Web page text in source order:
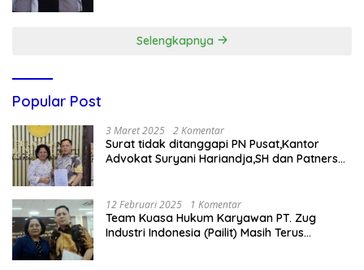
Selengkapnya
Popular Post
3 Maret 2025 2 Komentar
Surat tidak ditanggapi PN Pusat,Kantor
Advokat Suryani Hariandja,SH dan Patners
12 Februari 2025 1 Komentar
Team Kuasa Hukum Karyawan PT. Zug
Industri Indonesia (Pailit) Masih Terus